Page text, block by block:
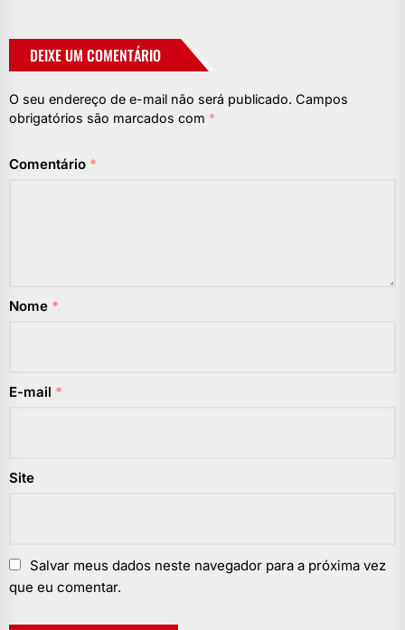
DEIXE UM COMENTÁRIO
O seu endereço de e-mail não será publicado. Campos
obrigatórios são marcados com *
Comentário *
Nome *
E-mail *
Site
Salvar meus dados neste navegador para a próxima vez
que eu comentar.